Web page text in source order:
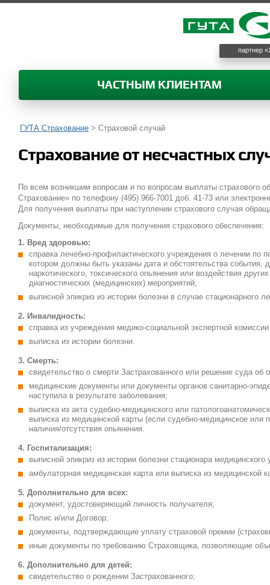
партнер
ЧАСТНЫМ КЛИЕНТАМ
ГУТА Страхование > Страховой случай
Страхование от несчастных
По всем возникшим вопросам и по вопросам выплаты страхового
Страхование» по телефону (495) 966-7001 доб. 41-73 или
Для получения выплаты при наступлении страхового случая
Документы, необходимые для получения страхового обеспечения:
1. Вред здоровью:
справка лечебно-профилактического учреждения о лечении
котором должны быть указаны дата и обстоятельства события,
наркотического, токсического опьянения или воздействия
диагностических (медицинских) мероприятий;
выписной эпикриз из истории болезни в случае стационарного
2. Инвалидность:
справка из учреждения медико-социальной экспертной
выписка из истории болезни.
3. Смерть:
свидетельство о смерти Застрахованного или решение суда об
медицинские документы или документы органов санитарно-
наступила в результате заболевания;
выписка из акта судебно-медицинского или
выписка из медицинской карты (если судебно-медицинское или
наличия/отсутствия опьянения.
4. Госпитализация:
выписной эпикриз из истории болезни стационара медицинского
амбулаторная медицинская карта или выписка из
5. Дополнительно для всех:
документ, удостоверяющий личность получателя;
Полис и/или Договор;
документы, подтверждающие уплату страховой премии
иные документы по требованию Страховщика, позволяющие
6. Дополнительно для детей:
свидетельство о рождении Застрахованного;